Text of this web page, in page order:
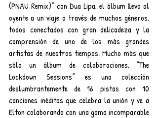
(PNAU Remix)” con Dua Lipa, el álbum lleva al
oyente a un viaje a través de muchos géneros,
todos conectados con gran delicadeza y la
comprensión de uno de los más grandes
artistas de nuestros tiempos. Mucho más que
sólo un álbum de colaboraciones, “The
Lockdown Sessions” es una colección
deslumbrantemente de 16 pistas con 10
canciones inéditas que celebra la unión y ve a
Elton colaborando con una gama incomparable